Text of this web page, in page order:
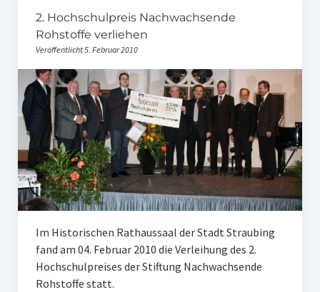
Der Stiftungsrat
Unser Netzwerk
Unterstützen Sie uns
Datenschutz
Impressum und Disclaimer
Stipendien
Gymnasialpreise
2. Hochschulpreis Nachwachsende
Rohstoffe verliehen
Veröffentlicht 5. Februar 2010
Im Historischen Rathaussaal der Stadt Straubing
fand am 04. Februar 2010 die Verleihung des 2.
Hochschulpreises der Stiftung Nachwachsende
Rohstoffe statt.